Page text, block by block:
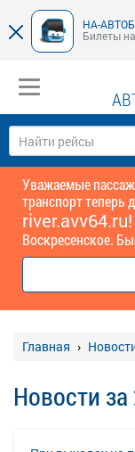
НА-
Билеты
Уважаемые
транспорт теперь
river.avv64.ru!
Воскресенское.
Главная
Новости